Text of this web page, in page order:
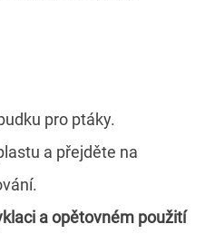
pro ptáky.
a přejděte na
a opětovném použití